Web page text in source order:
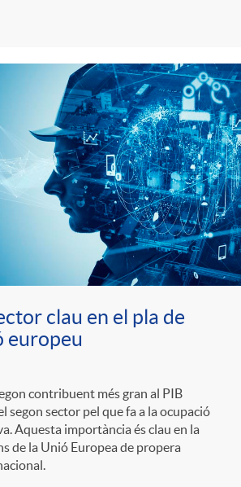
clau en el pla de
europeu
contribuent més gran al PIB
segon sector pel que fa a la ocupació
Aquesta importància és clau en la
de la Unió Europea de propera